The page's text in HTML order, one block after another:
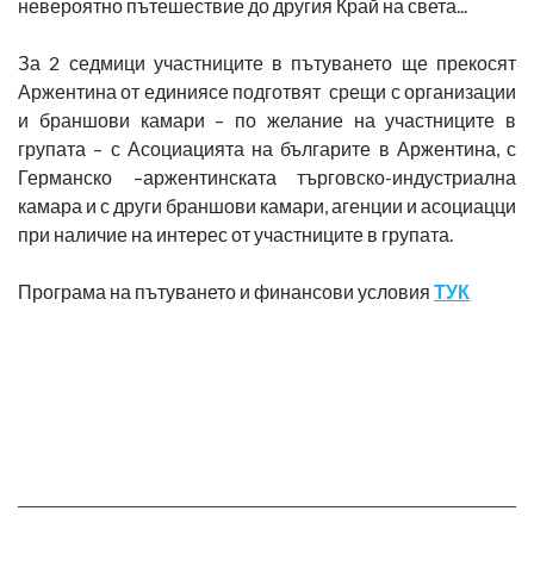
невероятно пътешествие до другия Край на света...
За 2 седмици участниците в пътуването ще прекосят
Аржентина от единиясе подготвят срещи с организации
и браншови камари – по желание на участниците в
групата – с Асоциацията на българите в Аржентина, с
Германско –аржентинската търговско-индустриална
камара и с други браншови камари, агенции и асоциацци
при наличие на интерес от участниците в групата.
Програма на пътуването и финансови условия ТУК